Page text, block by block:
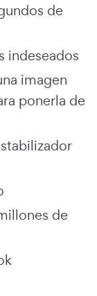
de
indeseados
imagen
ponerla de
de